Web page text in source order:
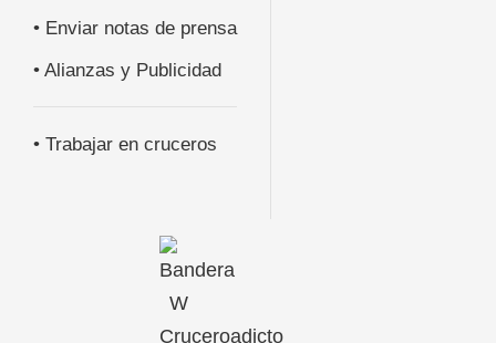
• Enviar notas de prensa
• Alianzas y Publicidad
• Trabajar en cruceros